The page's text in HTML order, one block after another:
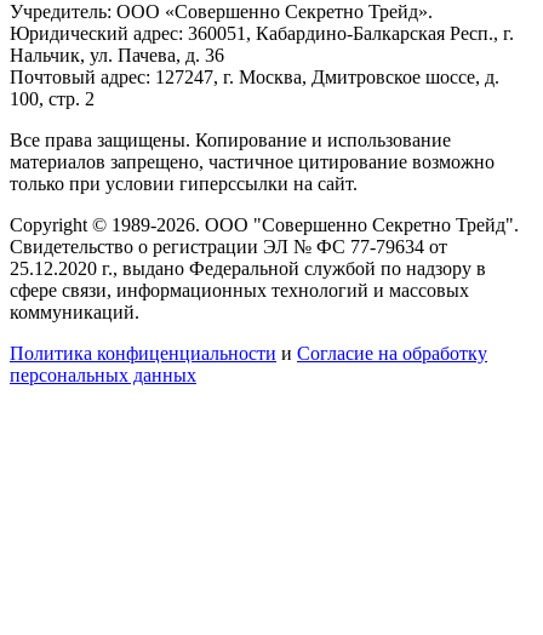
Учредитель: ООО «Совершенно Секретно Трейд».
Юридический адрес: 360051, Кабардино-Балкарская Респ., г.
Нальчик, ул. Пачева, д. 36
Почтовый адрес: 127247, г. Москва, Дмитровское шоссе, д.
100, стр. 2
Все права защищены. Копирование и использование
материалов запрещено, частичное цитирование возможно
только при условии гиперссылки на сайт.
Copyright © 1989-2026. ООО "Совершенно Секретно Трейд".
Свидетельство о регистрации ЭЛ № ФС 77-79634 от
25.12.2020 г., выдано Федеральной службой по надзору в
сфере связи, информационных технологий и массовых
коммуникаций.
Политика конфиценциальности и Согласие на обработку
персональных данных